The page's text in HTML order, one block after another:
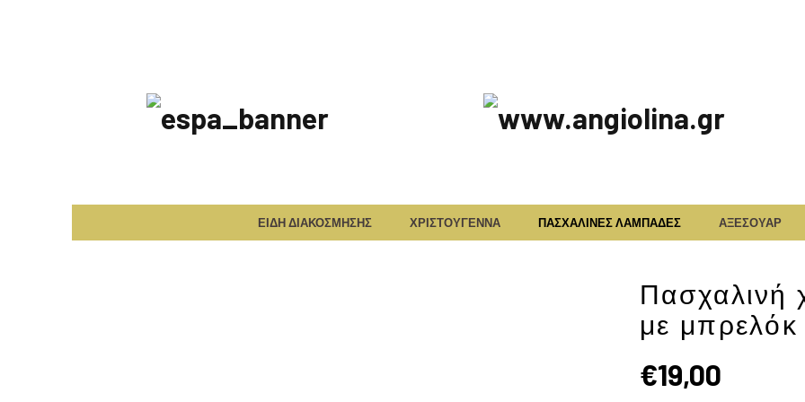
ΕΣΠΑ
2020
ΕΙΔΗ ΔΙΑΚΟΣΜΗΣΗΣ ΧΡΙΣΤΟΥΓΕΝΝΑ ΠΑΣΧΑΛΙΝΕΣ ΛΑΜΠΑΔΕΣ ΑΞΕΣΟΥΑΡ
Πασχαλινή
με μπρελόκ
€19,00